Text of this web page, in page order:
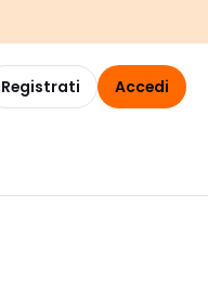
Registrati Accedi